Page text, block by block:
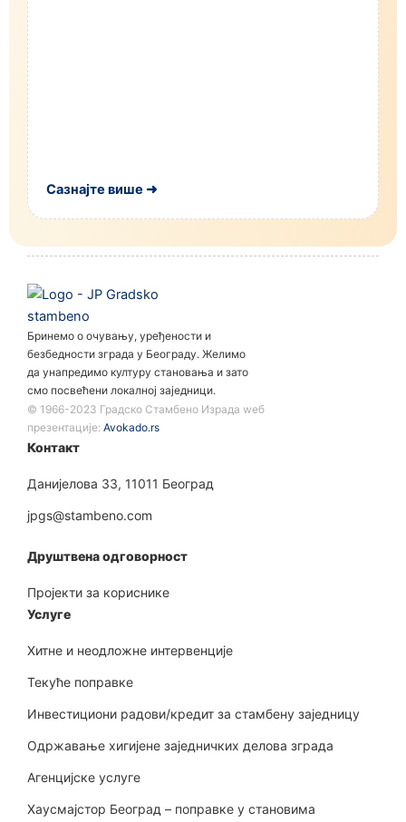
Сазнајте више ➜
Бринемо о очувању, уређености и
безбедности зграда у Београду. Желимо
да унапредимо културу становања и зато
смо посвећени локалној заједници.
©️ 1966-2023 Градско Стамбено Израда wеб
презентације: Avokado.rs
Контакт
Данијелова 33, 11011 Београд
jpgs@stambeno.com
Друштвена одговорност
Пројекти за кориснике
Услуге
Хитне и неодложне интервенције
Текуће поправке
Инвестициони радови/кредит за стамбену заједницу
Одржавање хигијене заједничких делова зграда
Агенцијске услуге
Хаусмајстор Београд – поправке у становима